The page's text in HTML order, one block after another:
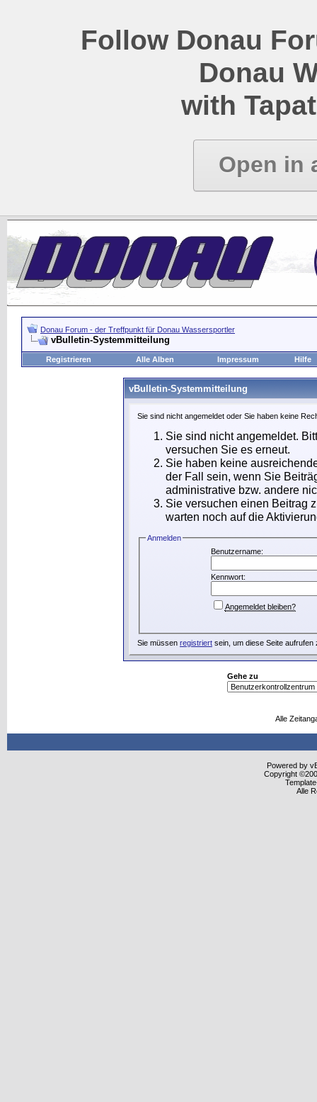
Follow Donau
Donau
with
Open in
Donau Forum - der Treffpunkt für Donau Wassersportler
vBulletin-Systemmitteilung
Registrieren Alle Alben Impressum Hilfe
vBulletin-Systemmitteilung
Sie sind nicht angemeldet oder Sie haben keine
Sie sind nicht angemeldet.
versuchen Sie es erneut.
Sie haben keine
der Fall sein, wenn Sie
administrative bzw. andere
Sie versuchen einen Beitrag
warten noch auf die
Anmelden
Benutzername:
Kennwort:
Angemeldet bleiben?
Sie müssen registriert sein, um diese Seite aufrufen
Gehe zu
Alle
Powered by
Copyright
Alle